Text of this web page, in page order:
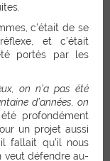
c’était de se
et c’était
portés par les
on n’a pas été
d’années, on
profondément
un projet aussi
fallait qu’il nous
veut défendre au-